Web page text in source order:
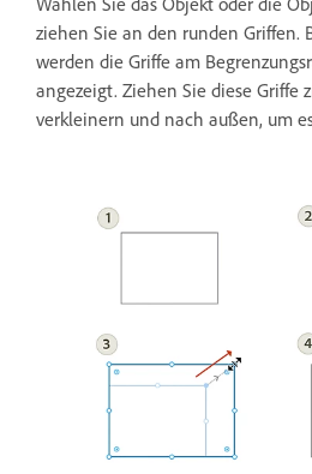
ziehen Sie an den runden Griffen.
werden die Griffe am
angezeigt. Ziehen Sie diese Griffe
verkleinern und nach außen, um